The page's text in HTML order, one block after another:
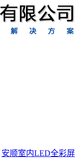
安顺室内LED全彩屏